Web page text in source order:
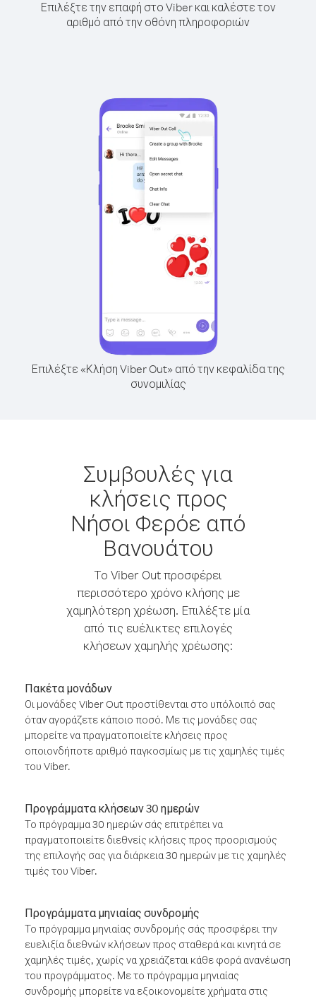
Επιλέξτε την επαφή στο Viber και καλέστε τον
αριθμό από την οθόνη πληροφοριών
Επιλέξτε «Κλήση Viber Out» από την κεφαλίδα της
συνομιλίας
Συμβουλές για
κλήσεις προς
Νήσοι Φερόε από
Βανουάτου
Το Viber Out προσφέρει
περισσότερο χρόνο κλήσης με
χαμηλότερη χρέωση. Επιλέξτε μία
από τις ευέλικτες επιλογές
κλήσεων χαμηλής χρέωσης:
Πακέτα μονάδων
Οι μονάδες Viber Out προστίθενται στο υπόλοιπό σας
όταν αγοράζετε κάποιο ποσό. Με τις μονάδες σας
μπορείτε να πραγματοποιείτε κλήσεις προς
οποιονδήποτε αριθμό παγκοσμίως με τις χαμηλές τιμές
του Viber.
Προγράμματα κλήσεων 30 ημερών
Το πρόγραμμα 30 ημερών σάς επιτρέπει να
πραγματοποιείτε διεθνείς κλήσεις προς προορισμούς
της επιλογής σας για διάρκεια 30 ημερών με τις χαμηλές
τιμές του Viber.
Προγράμματα μηνιαίας συνδρομής
Το πρόγραμμα μηνιαίας συνδρομής σάς προσφέρει την
ευελιξία διεθνών κλήσεων προς σταθερά και κινητά σε
χαμηλές τιμές, χωρίς να χρειάζεται κάθε φορά ανανέωση
του προγράμματος. Με το πρόγραμμα μηνιαίας
συνδρομής μπορείτε να εξοικονομείτε χρήματα στις